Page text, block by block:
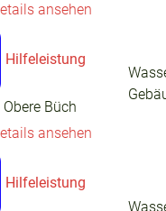
ansehen
Hilfeleistung
Büch
ansehen
Hilfeleistung